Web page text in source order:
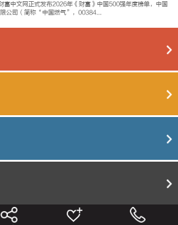
富中文网正式发布2026年《财富》中国500强年度榜单，中国
限公司（简称“中国燃气”，00384...